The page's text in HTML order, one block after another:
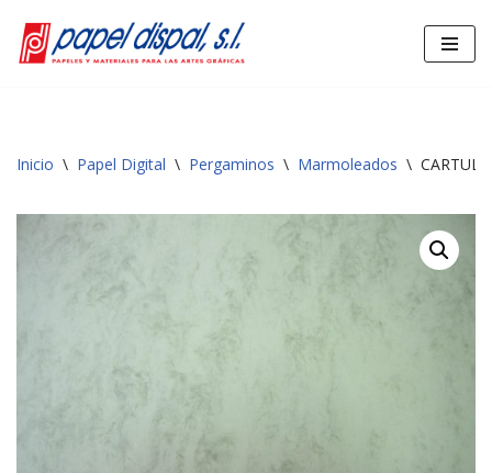
Saltar
Inicio \ Papel Digital \ Pergaminos \ Marmoleados \